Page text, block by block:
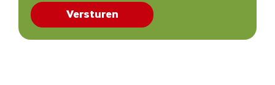
Versturen